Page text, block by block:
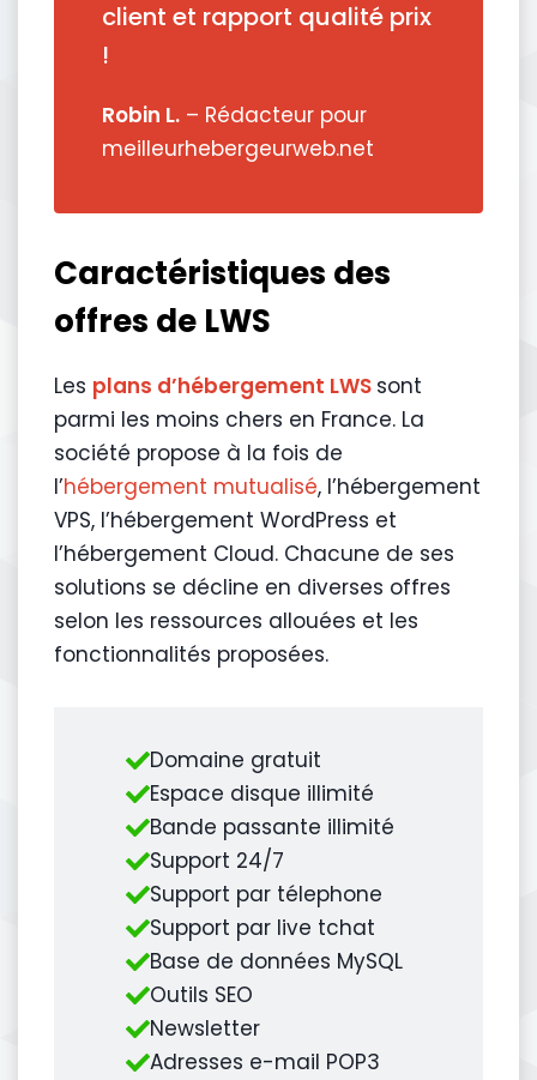
client et rapport qualité prix
!
Robin L. – Rédacteur pour
meilleurhebergeurweb.net
Caractéristiques des
offres de LWS
Les plans d’hébergement LWS sont
parmi les moins chers en France. La
société propose à la fois de
l’hébergement mutualisé, l’hébergement
VPS, l’hébergement WordPress et
l’hébergement Cloud. Chacune de ses
solutions se décline en diverses offres
selon les ressources allouées et les
fonctionnalités proposées.
Domaine gratuit
Espace disque illimité
Bande passante illimité
Support 24/7
Support par télephone
Support par live tchat
Base de données MySQL
Outils SEO
Newsletter
Adresses e-mail POP3